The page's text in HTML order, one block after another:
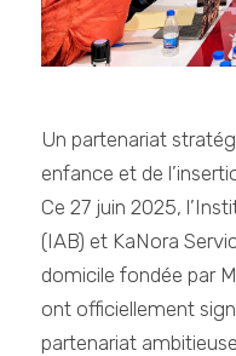
Un partenariat
enfance et de
Ce 27 juin 2025,
(IAB) et KaNora
domicile fondée par
ont officiellement
partenariat ambitieuse.